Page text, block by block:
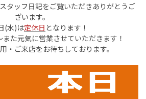
タッフ日記をご覧いただきありがとうご
ざいます。
(水)は定休日 となります！
た元気に営業させていただきます！
・ご来店をお待ちしております。